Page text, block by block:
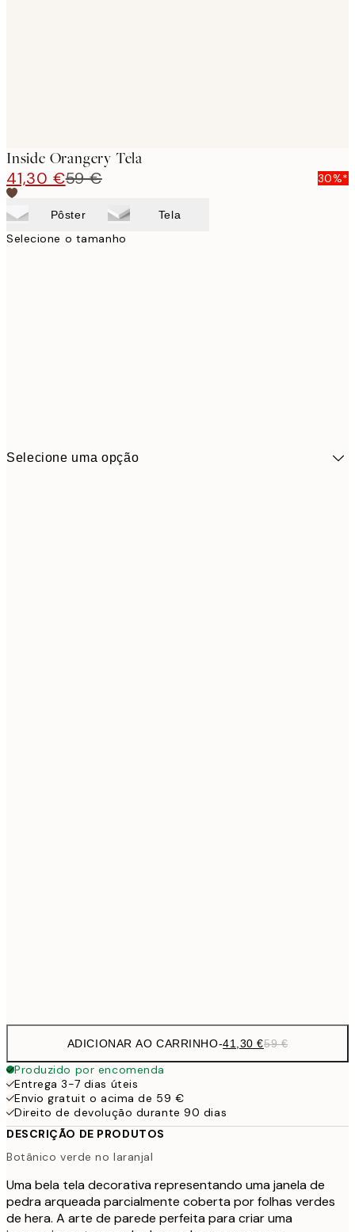
Inside Orangery Tela
41,30 €59 € 30%*
Pôster Tela
Selecione o tamanho
Selecione uma opção
ADICIONAR AO CARRINHO-41,30 €59 €
Produzido por encomenda
Entrega 3-7 dias úteis
Envio gratuit o acima de 59 €
Direito de devolução durante 90 dias
DESCRIÇÃO DE PRODUTOS
Botânico verde no laranjal
Uma bela tela decorativa representando uma janela de
pedra arqueada parcialmente coberta por folhas verdes
de hera. A arte de parede perfeita para criar uma